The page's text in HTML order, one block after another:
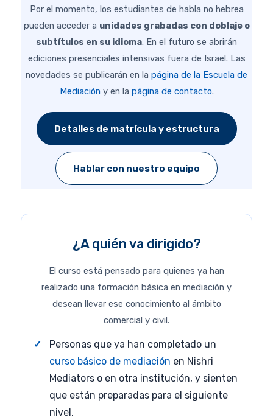
Por el momento, los estudiantes de habla no hebrea
pueden acceder a unidades grabadas con doblaje o
subtítulos en su idioma. En el futuro se abrirán
ediciones presenciales intensivas fuera de Israel. Las
novedades se publicarán en la página de la Escuela de
Mediación y en la página de contacto.
Detalles de matrícula y estructura
Hablar con nuestro equipo
¿A quién va dirigido?
El curso está pensado para quienes ya han
realizado una formación básica en mediación y
desean llevar ese conocimiento al ámbito
comercial y civil.
Personas que ya han completado un
curso básico de mediación en Nishri
Mediators o en otra institución, y sienten
que están preparadas para el siguiente
nivel.